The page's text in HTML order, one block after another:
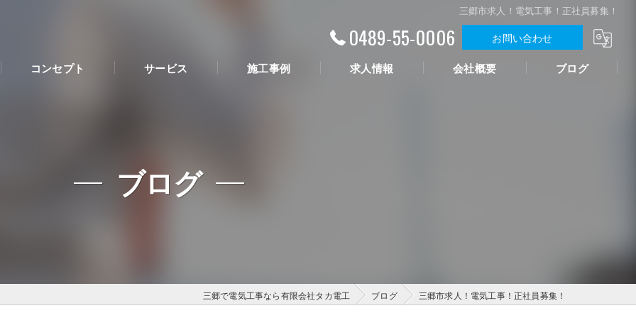
三郷市求人！電気工事！正社員募集！
0489-55-0006 お問い合わせ
コンセプト サービス 施工事例 求人情報 会社概要 ブログ
ブログ
三郷で電気工事なら有限会社タカ電工 ブログ 三郷市求人！電気工事！正社員募集！